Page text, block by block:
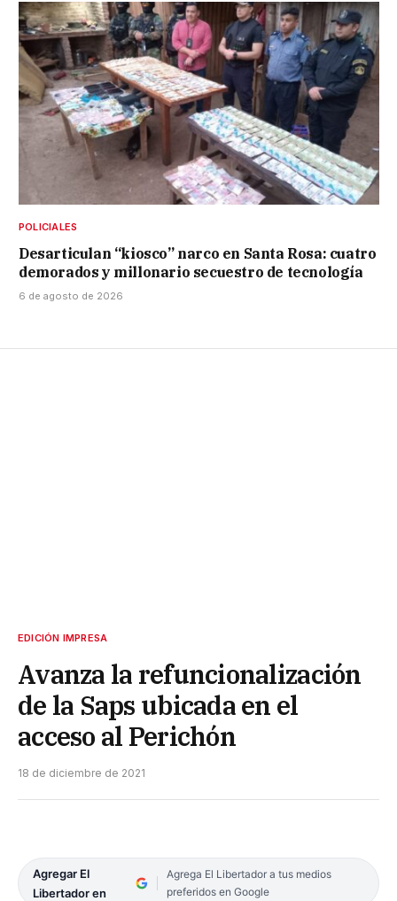
POLICIALES
Desarticulan “kiosco” narco en Santa Rosa: cuatro
demorados y millonario secuestro de tecnología
6 de agosto de 2026
EDICIÓN IMPRESA
Avanza la refuncionalización
de la Saps ubicada en el
acceso al Perichón
18 de diciembre de 2021
Agregar El
Libertador en
Agrega El Libertador a tus medios
preferidos en Google